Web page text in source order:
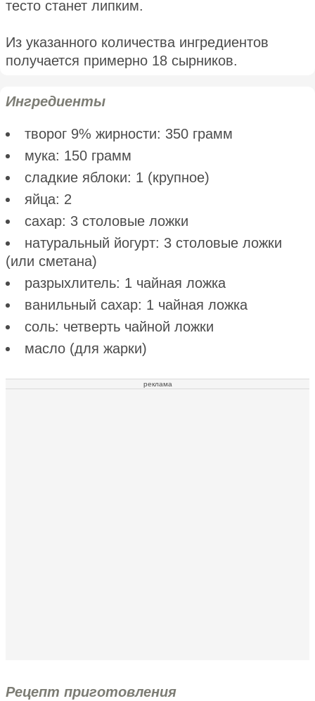
тесто станет липким.
Из указанного количества ингредиентов
получается примерно 18 сырников.
Ингредиенты
творог 9% жирности: 350 грамм
мука: 150 грамм
сладкие яблоки: 1 (крупное)
яйца: 2
сахар: 3 столовые ложки
натуральный йогурт: 3 столовые ложки
(или сметана)
разрыхлитель: 1 чайная ложка
ванильный сахар: 1 чайная ложка
соль: четверть чайной ложки
масло (для жарки)
реклама
Рецепт приготовления